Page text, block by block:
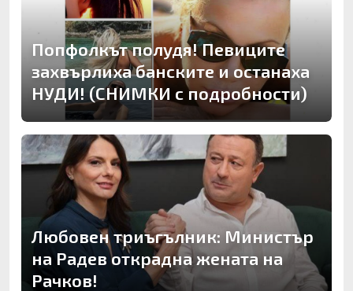
Попфолкът полудя! Певиците
захвърлиха банските и останаха
НУДИ! (СНИМКИ с подробности)
Любовен триъгълник: Министър
на Радев открадна жената на
Рачков!